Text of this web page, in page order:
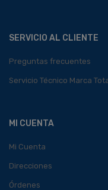
SERVICIO AL CLIENTE
Preguntas frecuentes
Servicio Técnico Marca
MI CUENTA
Mi Cuenta
Direcciones
Órdenes